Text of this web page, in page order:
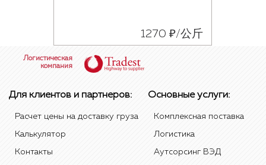
1270 ₽/公斤
Логистическая
компания
Для клиентов и партнеров:
Расчет цены на доставку груза
Калькулятор
Контакты
Основные услуги:
Комплексная поставка
Логистика
Аутсорсинг ВЭД